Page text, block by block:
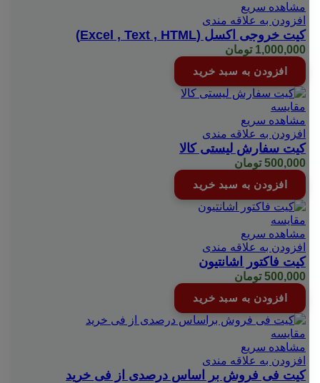
مشاهده سریع
افزودن به علاقه مندی
کیت خروجی اکسل (Excel , Text , HTML)
1,000,000 تومان
افزودن به سبد خرید
مقایسه
مشاهده سریع
افزودن به علاقه مندی
کیت سفارش لیستی کالا
500,000 تومان
افزودن به سبد خرید
مقایسه
مشاهده سریع
افزودن به علاقه مندی
کیت فاکتور اشانتیون
500,000 تومان
افزودن به سبد خرید
مقایسه
مشاهده سریع
افزودن به علاقه مندی
کیت فی فروش بر اساس درصدی از فی خرید